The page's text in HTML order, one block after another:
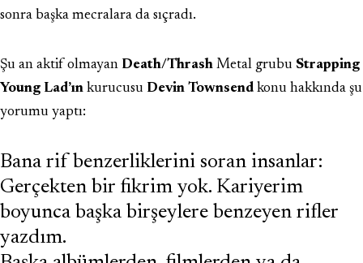
sonra başka mecralara da sıçradı.
Şu an aktif olmayan Death/Thrash Metal grubu Strapping
Young Lad’ın kurucusu Devin Townsend konu hakkında şu
yorumu yaptı:
Bana rif benzerliklerini soran insanlar:
Gerçekten bir fikrim yok. Kariyerim
boyunca başka birşeylere benzeyen rifler
yazdım.